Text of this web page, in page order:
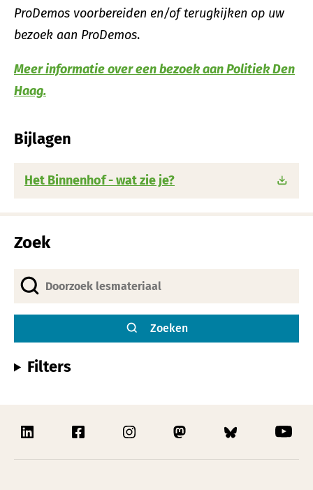
ProDemos voorbereiden en/of terugkijken op uw
bezoek aan ProDemos.
Meer informatie over een bezoek aan Politiek Den
Haag.
Bijlagen
Het Binnenhof - wat zie je?
Zoek
Zoeken
Filters